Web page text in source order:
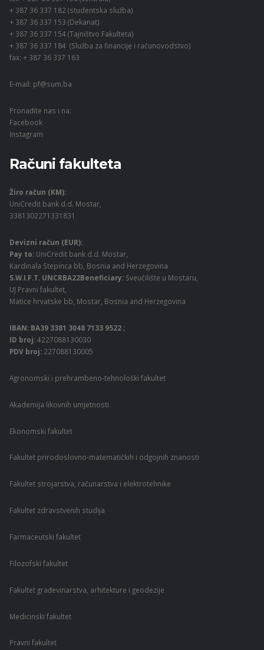
+ 387 36 337 182 (studentska služba)
+ 387 36 337 153 (Dekanat)
+ 387 36 337 154 (Tajništvo Fakulteta)
+ 387 36 337 184 (Služba za financije i računovodstvo)
fax: + 387 36 337 163
E-mail: pf@sum.ba
Pronađite nas i na:
Facebook
Instagram
Računi fakulteta
Žiro račun (KM):
UniCredit bank d.d. Mostar,
3381302271331831
Devizni račun (EUR):
Pay to: UniCredit bank d.d. Mostar,
Kardinala Stepinca bb, Bosnia and Herzegovina
S.W.I.F.T. UNCRBA22Beneficiary: Sveučilište u Mostaru,
UJ Pravni fakultet,
Matice hrvatske bb, Mostar, Bosnia and Herzegovina
IBAN: BA39 3381 3048 7133 9522 ;
ID broj:4227088130030
PDV broj: 227088130005
Agronomski i prehrambeno-tehnološki fakultet
Akademija likovnih umjetnosti
Ekonomski fakultet
Fakultet prirodoslovno-matematičkih i odgojnih znanosti
Fakultet strojarstva, računarstva i elektrotehnike
Fakultet zdravstvenih studija
Farmaceutski fakultet
Filozofski fakultet
Fakultet građevinarstva, arhitekture i geodezije
Medicinski fakultet
Pravni fakultet